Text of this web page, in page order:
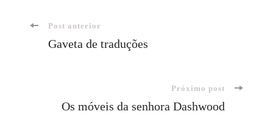
Navegação
post
Post anterior
Gaveta de traduções
Próximo post
Os móveis da senhora Dashwood